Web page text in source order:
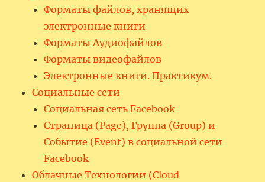
Форматы файлов, хранящих
электронные книги
Форматы Аудиофайлов
Форматы видеофайлов
Электронные книги. Практикум.
Социальные сети
Социальная сеть Facebook
Страница (Page), Группа (Group) и
Событие (Event) в социальной сети
Facebook
Облачные Технологии (Cloud